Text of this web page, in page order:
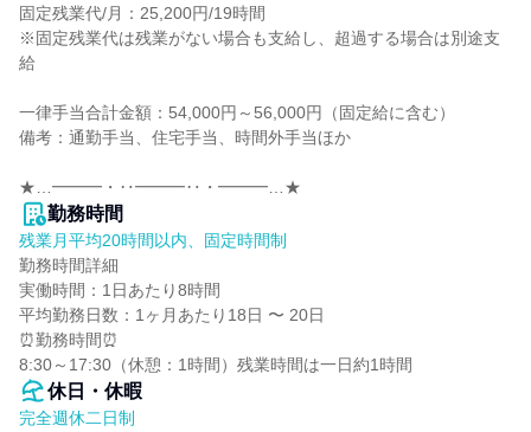
固定残業代/月：25,200円/19時間
※固定残業代は残業がない場合も支給し、超過する場合は別途支
給
一律手当合計金額：54,000円～56,000円（固定給に含む）
備考：通勤手当、住宅手当、時間外手当ほか
★…━━━・‥━━━‥・━━━…★
勤務時間
残業月平均20時間以内、固定時間制
勤務時間詳細
実働時間：1日あたり8時間
平均勤務日数：1ヶ月あたり18日 〜 20日
⏰勤務時間⏰
8:30～17:30（休憩：1時間）残業時間は一日約1時間
休日・休暇
完全週休二日制